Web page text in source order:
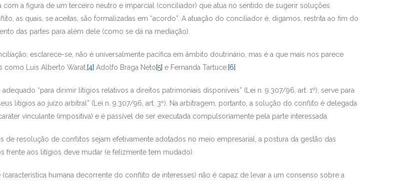
com a figura de um terceiro neutro e imparcial (conciliador) que atua no sentido de sugerir soluções
as quais, se aceitas, são formalizadas em “acordo”. A atuação do conciliador é, digamos, restrita ao fim do
das partes para além dele (como se dá na mediação).
esclarece-se, não é universalmente pacífica em âmbito doutrinário, mas é a que mais nos parece
como Luis Alberto Warat, [4] Adolfo Braga Neto[5] e Fernanda Tartuce. [6]
“para dirimir litígios relativos a direitos patrimoniais disponíveis” (Lei n. 9.307/96, art. 1º), serve para
litígios ao juízo arbitral” (Lei n. 9.307/96, art. 3º). Na arbitragem, portanto, a solução do conflito é delegada
vinculante (impositiva) e é passível de ser executada compulsoriamente pela parte interessada.
de resolução de conflitos sejam efetivamente adotados no meio empresarial, a postura da gestão das
frente aos litígios deve mudar (e felizmente tem mudado).
humana decorrente do conflito de interesses) não é capaz de levar a um consenso sobre a